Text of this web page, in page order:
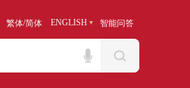
繁体/简体 ENGLISH 智能问答